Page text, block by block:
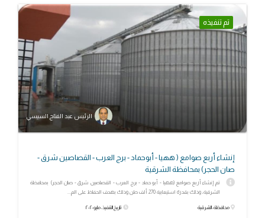
تم تنفيذه
الرئيس عبد الفتاح السيسي
إنشاء أربع صوامع ( ههيا - أبوحماد - برج العرب - القصاصين شرق -
صان الحجر) بمحافظة الشرقية
تم إنشاء أربع صوامع (ههيا - أبو حماد - برج العرب - القصاصين شرق - صان الحجر) بمحافظة
الشرقية، وذلك بقدرة استيعابية 270 ألف طن وذلك بهدف الحفاظ على الم...
محافظة: الشرقية تاريخ التنفيذ: مايو ٢٠٢٠